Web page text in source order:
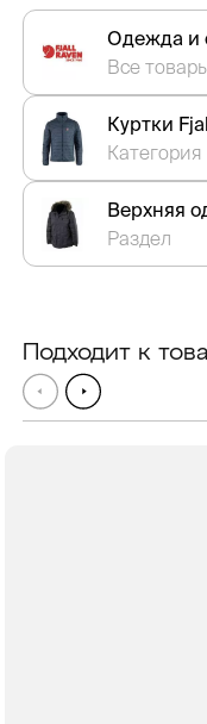
Одежда и
Все
Куртки
Категория
Верхняя
Раздел
Подходит к